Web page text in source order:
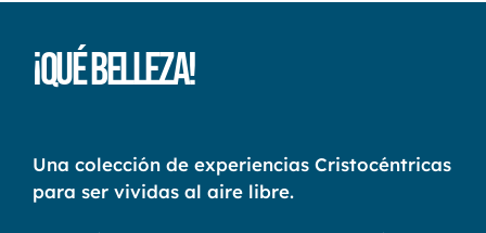
¡Qué Belleza!
Una colección de experiencias Cristocéntricas
para ser vividas al aire libre.